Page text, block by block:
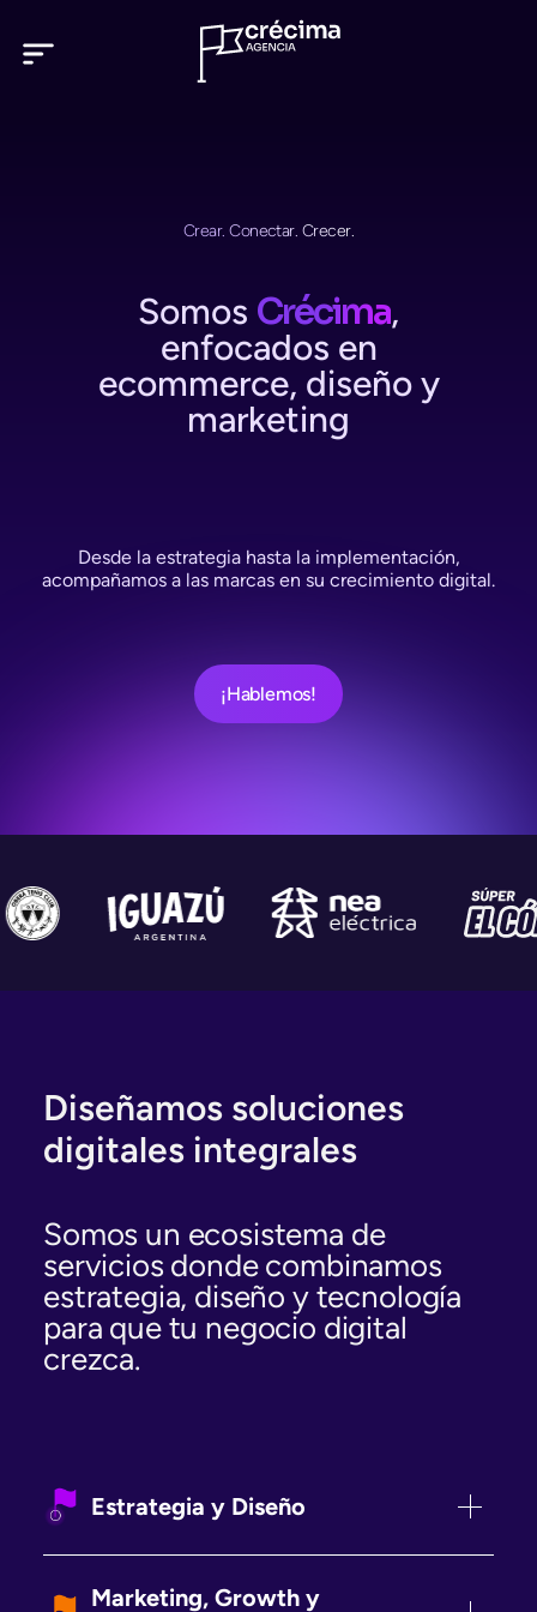
Crear. Conectar. Crecer.
Somos Crécima,
enfocados en
ecommerce, diseño y
marketing
Desde la estrategia hasta la implementación,
acompañamos a las marcas en su crecimiento digital.
¡Hablemos!
Diseñamos soluciones
digitales integrales
Somos un ecosistema de
servicios donde combinamos
estrategia, diseño y tecnología
para que tu negocio digital
crezca.
Estrategia y Diseño
Con visión integral del negocio o
proyecto, definimos objetivos y
Marketing, Growth y